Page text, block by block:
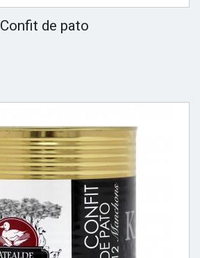
Confit de pato